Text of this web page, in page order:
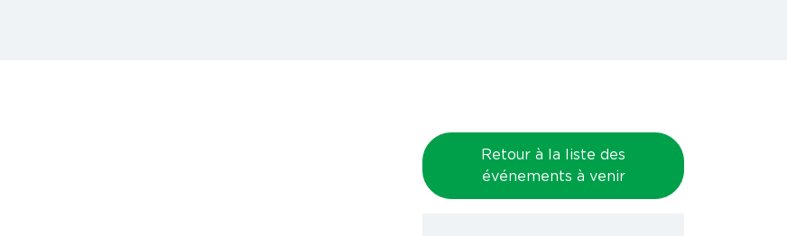
Retour à la liste des
événements à venir